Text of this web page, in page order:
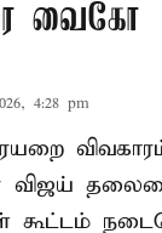
வைகோ
4:28 pm
விஜய்
கூட்டம்